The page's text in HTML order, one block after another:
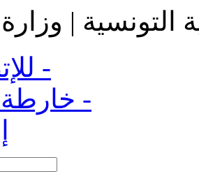
التونسية | وزارة
للإتصال بنا -
خارطة الموقع -